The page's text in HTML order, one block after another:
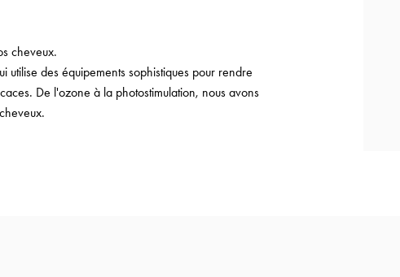
cheveux.
utilise des équipements sophistiques pour rendre
De l'ozone à la photostimulation, nous avons